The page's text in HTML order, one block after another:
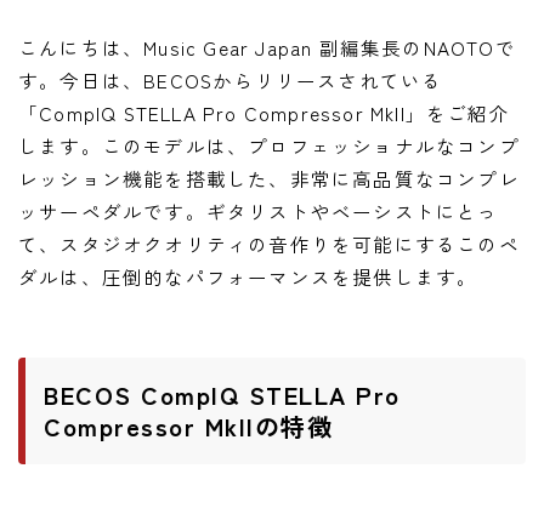
アクセサリ
ニュース
ニュース
新製品
こんにちは、Music Gear Japan 副編集長のNAOTOで
す。今日は、BECOSからリリースされている
「CompIQ STELLA Pro Compressor MkII」をご紹介
します。このモデルは、プロフェッショナルなコンプ
レッション機能を搭載した、非常に高品質なコンプレ
ッサーペダルです。ギタリストやベーシストにとっ
て、スタジオクオリティの音作りを可能にするこのペ
ダルは、圧倒的なパフォーマンスを提供します。
BECOS CompIQ STELLA Pro
Compressor MkIIの特徴